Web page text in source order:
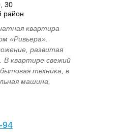
30
район
квартира
«Ривьера».
развитая
квартире свежий
техника, в
машина,
94